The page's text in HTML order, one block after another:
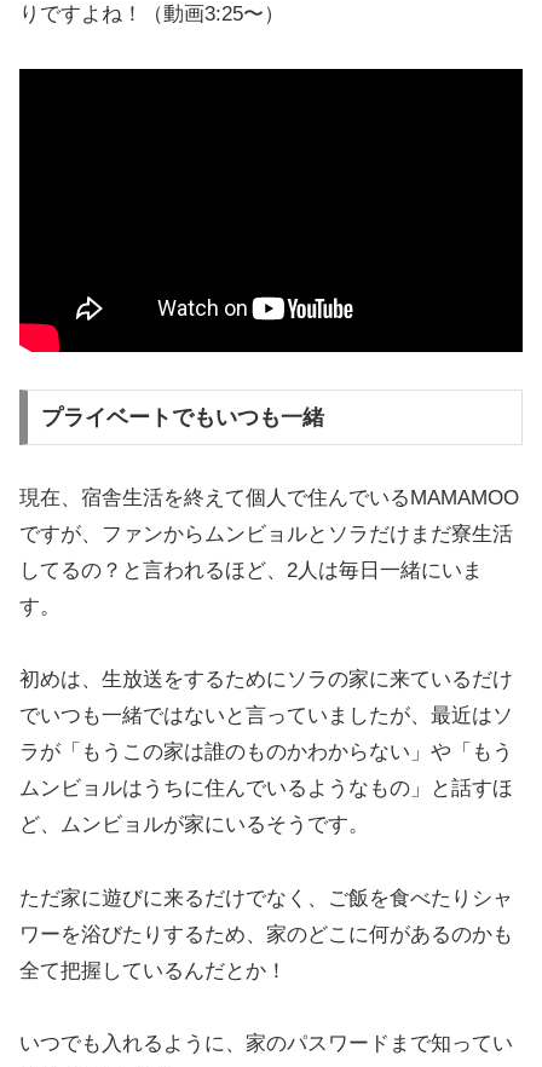
りですよね！（動画3:25〜）
プライベートでもいつも一緒
現在、宿舎生活を終えて個人で住んでいるMAMAMOO
ですが、ファンからムンビョルとソラだけまだ寮生活
してるの？と言われるほど、2人は毎日一緒にいま
す。
初めは、生放送をするためにソラの家に来ているだけ
でいつも一緒ではないと言っていましたが、最近はソ
ラが「もうこの家は誰のものかわからない」や「もう
ムンビョルはうちに住んでいるようなもの」と話すほ
ど、ムンビョルが家にいるそうです。
ただ家に遊びに来るだけでなく、ご飯を食べたりシャ
ワーを浴びたりするため、家のどこに何があるのかも
全て把握しているんだとか！
いつでも入れるように、家のパスワードまで知ってい